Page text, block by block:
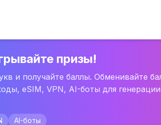
призы!
и получайте баллы. Обменивайте
eSIM, VPN, AI-боты для
AI-боты